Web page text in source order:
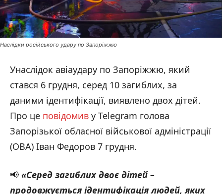
Наслідки російського удару по Запоріжжю
Унаслідок авіаудару по Запоріжжю, який
стався 6 грудня, серед 10 загиблих, за
даними ідентифікації, виявлено двох дітей.
Про це повідомив у Telegram голова
Запорізької обласної військової адміністрації
(ОВА) Іван Федоров 7 грудня.
📢 «Серед загиблих двоє дітей –
продовжується ідентифікація людей, яких